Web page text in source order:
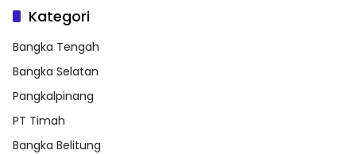
Kategori
Bangka Tengah
Bangka Selatan
Pangkalpinang
PT Timah
Bangka Belitung